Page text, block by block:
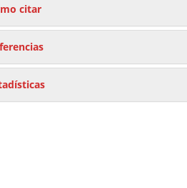
citar